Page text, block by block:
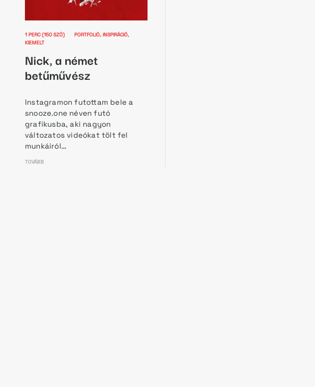
1 PERC (150 SZÓ) PORTFOLIÓ INSPIRÁCIÓ
KIEMELT
Nick, a német
betűművész
Instagramon futottam bele a
snooze.one néven futó
grafikusba, aki nagyon
változatos videókat tölt fel
munkáiról…
TOVÁBB